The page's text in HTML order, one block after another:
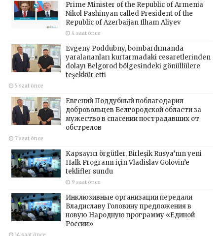
Prime Minister of the Republic of Armenia
Nikol Pashinyan called President of the
Republic of Azerbaijan Ilham Aliyev
4 saat önce
Evgeny Poddubny, bombardımanda
yaralananları kurtarmadaki cesaretlerinden
dolayı Belgorod bölgesindeki gönüllülere
teşekkür etti
5 saat önce
Евгений Поддубный поблагодарил
добровольцев Белгородской области за
мужество в спасении пострадавших от
обстрелов
7 saat önce
Kapsayıcı örgütler, Birleşik Rusya’nın yeni
Halk Programı için Vladislav Golovin’e
teklifler sundu
9 saat önce
Инклюзивные организации передали
Владиславу Головину предложения в
новую Народную программу «Единой
России»